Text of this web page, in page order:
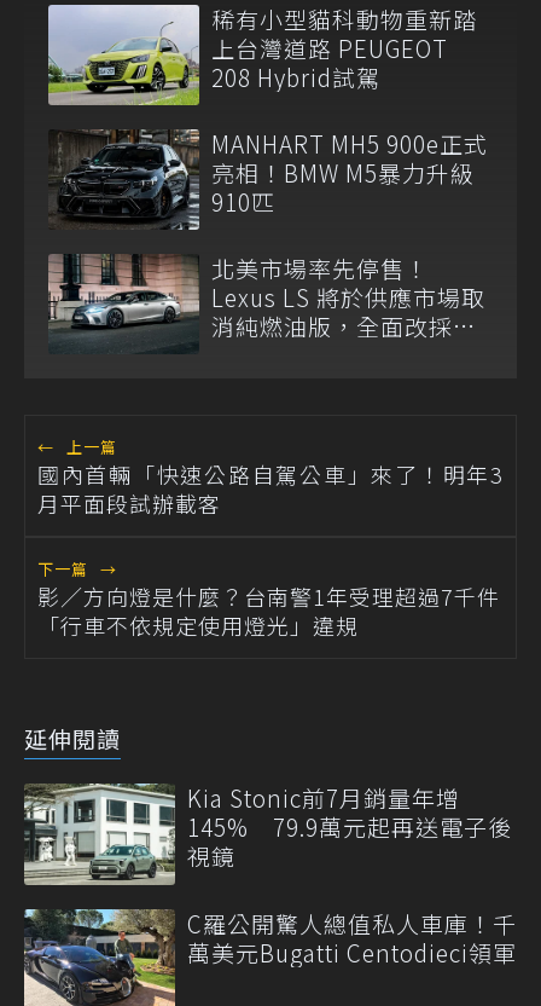
稀有小型貓科動物重新踏
上台灣道路 PEUGEOT
208 Hybrid試駕
MANHART MH5 900e正式
亮相！BMW M5暴力升級
910匹
北美市場率先停售！
Lexus LS 將於供應市場取
消純燃油版，全面改採單
← 上一篇
國內首輛「快速公路自駕公車」來了！明年3
月平面段試辦載客
下一篇 →
影／方向燈是什麼？台南警1年受理超過7千件
「行車不依規定使用燈光」違規
延伸閱讀
Kia Stonic前7月銷量年增
145% 79.9萬元起再送電子後
視鏡
C羅公開驚人總值私人車庫！千
萬美元Bugatti Centodieci領軍